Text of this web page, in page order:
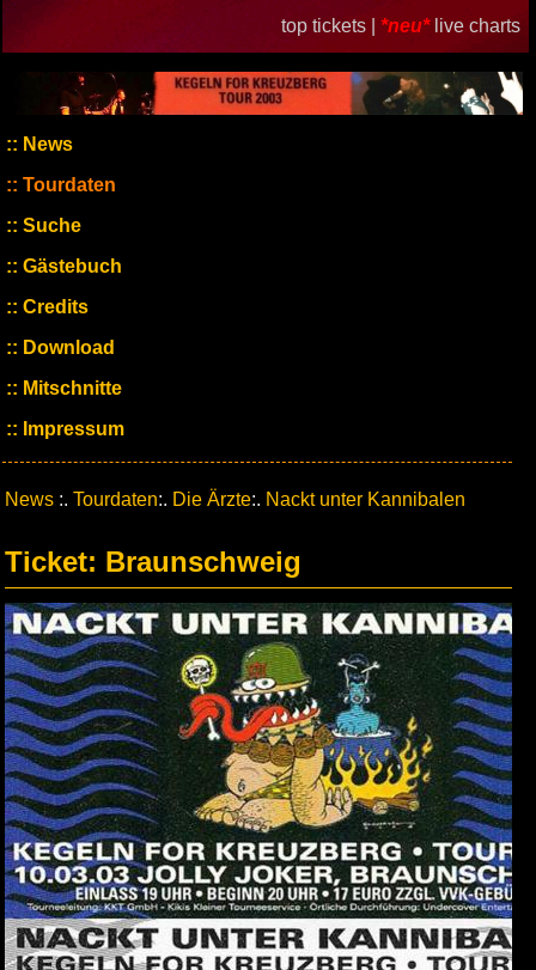
top tickets | *neu* live charts
News
Tourdaten
Suche
Gästebuch
Credits
Download
Mitschnitte
Impressum
News :. Tourdaten:. Die Ärzte:. Nackt unter Kannibalen
Ticket: Braunschweig